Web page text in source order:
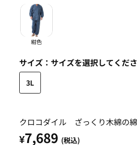
紺色
サイズ： サイズを選択してくだ
3L
クロコダイル ざっくり木綿の
¥7,689 (税込)